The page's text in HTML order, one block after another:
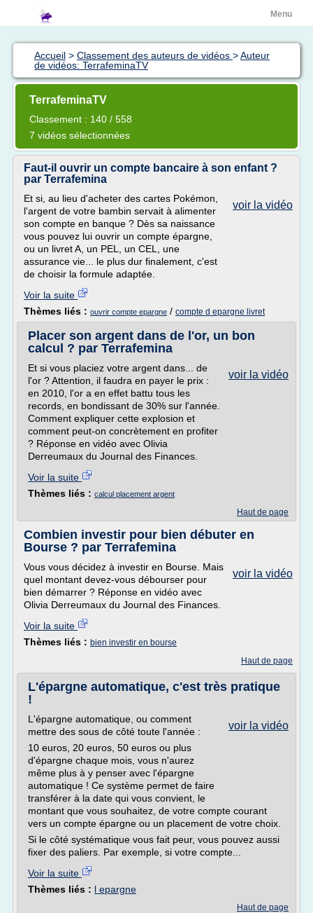
Menu
Accueil > Classement des auteurs de vidéos >Auteur
de vidéos: TerrafeminaTV
TerrafeminaTV
Classement : 140 / 558
7 vidéos sélectionnées
Faut-il ouvrir un compte bancaire à son enfant ?
par Terrafemina
voir la vidéo
Et si, au lieu d'acheter des cartes Pokémon,
l'argent de votre bambin servait à alimenter
son compte en banque ? Dès sa naissance
vous pouvez lui ouvrir un compte épargne,
ou un livret A, un PEL, un CEL, une
assurance vie... le plus dur finalement, c'est
de choisir la formule adaptée.
Voir la suite
Thèmes liés : ouvrir compte epargne / compte d epargne livret
Placer son argent dans de l'or, un bon
calcul ? par Terrafemina
voir la vidéo
Et si vous placiez votre argent dans... de
l'or ? Attention, il faudra en payer le prix :
en 2010, l'or a en effet battu tous les
records, en bondissant de 30% sur l'année.
Comment expliquer cette explosion et
comment peut-on concrètement en profiter
? Réponse en vidéo avec Olivia
Derreumaux du Journal des Finances.
Voir la suite
Thèmes liés : calcul placement argent
Haut de page
Combien investir pour bien débuter en
Bourse ? par Terrafemina
voir la vidéo
Vous vous décidez à investir en Bourse. Mais
quel montant devez-vous débourser pour
bien démarrer ? Réponse en vidéo avec
Olivia Derreumaux du Journal des Finances.
Voir la suite
Thèmes liés : bien investir en bourse
Haut de page
L'épargne automatique, c'est très pratique
!
voir la vidéo
L'épargne automatique, ou comment
mettre des sous de côté toute l'année :
10 euros, 20 euros, 50 euros ou plus
d'épargne chaque mois, vous n'aurez
même plus à y penser avec l'épargne
automatique ! Ce système permet de faire
transférer à la date qui vous convient, le
montant que vous souhaitez, de votre compte courant
vers un compte épargne ou un placement de votre choix.
Si le côté systématique vous fait peur, vous pouvez aussi
fixer des paliers. Par exemple, si votre compte...
Voir la suite
Thèmes liés : l epargne
Haut de page